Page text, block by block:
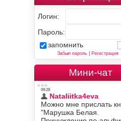
Логин:
Пароль:
запомнить
Забыл пароль| Регистрация
Мини-чат